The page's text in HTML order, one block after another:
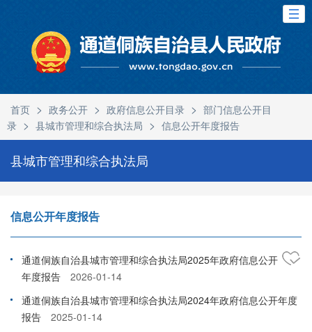
首页 > 政务公开 > 政府信息公开目录 > 部门信息公开目
录 > 县城市管理和综合执法局 > 信息公开年度报告
县城市管理和综合执法局
信息公开年度报告
通道侗族自治县城市管理和综合执法局2025年政府信息公开
年度报告
2026-01-14
通道侗族自治县城市管理和综合执法局2024年政府信息公开年度
报告
2025-01-14